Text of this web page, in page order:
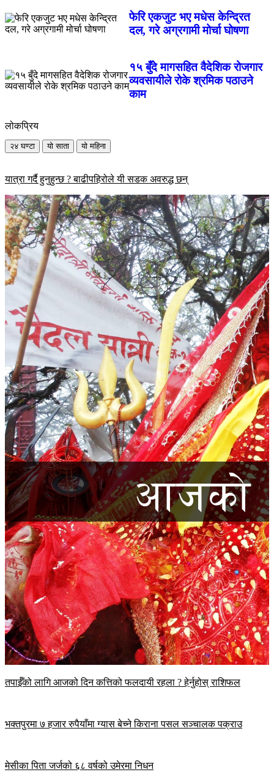
फेरि एकजुट भए मधेस केन्द्रित
दल, गरे अग्रगामी मोर्चा घोषणा
१५ बुँदे मागसहित वैदेशिक रोजगार
व्यवसायीले रोके श्रमिक पठाउने
काम
लोकप्रिय
२४ घण्टा यो साता यो महिना
यात्रा गर्दै हुनुहुन्छ ? बाढीपहिरोले यी सडक अवरुद्ध छन्
तपाईँको लागि आजको दिन कत्तिको फलदायी रहला ? हेर्नुहोस् राशिफल
भक्तपुरमा ७ हजार रुपैयाँमा ग्यास बेच्ने किराना पसल सञ्चालक पक्राउ
मेसीका पिता जर्जको ६८ वर्षको उमेरमा निधन